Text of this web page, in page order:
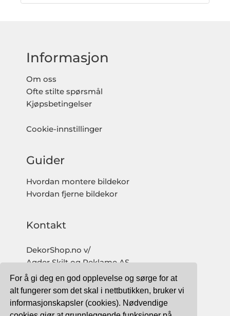
For å gi deg en god opplevelse og sørge for at
alt fungerer som det skal i nettbutikken, bruker vi
informasjonskapsler (cookies). Nødvendige
Informasjon
Om oss
Ofte stilte spørsmål
Kjøpsbetingelser
Cookie-innstillinger
Guider
Hvordan montere bildekor
Hvordan fjerne bildekor
Kontakt
DekorShop.no v/
Agder Skilt og Reklame AS
Org. nr: 997 633 016 MVA
salg@dekorshop.no
Tlf: 959 32 123